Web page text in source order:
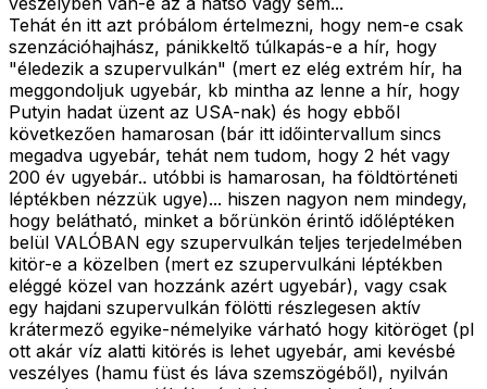
Tehát én itt azt próbálom értelmezni, hogy nem-e csak
szenzációhajhász, pánikkeltő túlkapás-e a hír, hogy
"éledezik a szupervulkán" (mert ez elég extrém hír, ha
meggondoljuk ugyebár, kb mintha az lenne a hír, hogy
Putyin hadat üzent az USA-nak) és hogy ebből
következően hamarosan (bár itt időintervallum sincs
megadva ugyebár, tehát nem tudom, hogy 2 hét vagy
200 év ugyebár.. utóbbi is hamarosan, ha földtörténeti
léptékben nézzük ugye)... hiszen nagyon nem mindegy,
hogy belátható, minket a bőrünkön érintő időléptéken
belül VALÓBAN egy szupervulkán teljes terjedelmében
kitör-e a közelben (mert ez szupervulkáni léptékben
eléggé közel van hozzánk azért ugyebár), vagy csak
egy hajdani szupervulkán fölötti részlegesen aktív
krátermező egyike-némelyike várható hogy kitöröget (pl
ott akár víz alatti kitörés is lehet ugyebár, ami kevésbé
veszélyes (hamu füst és láva szemszögéből), nyilván